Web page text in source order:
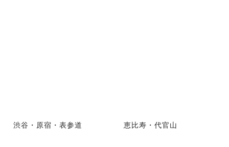
渋谷・原宿・表参道 恵比寿・代官山